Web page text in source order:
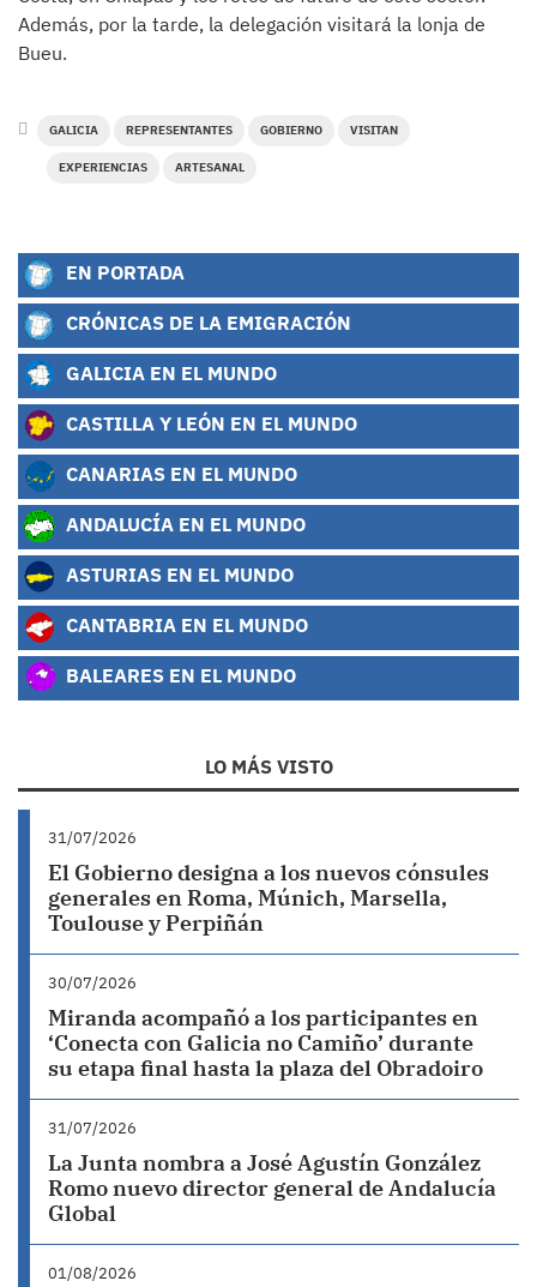
Además, por la tarde, la delegación visitará la lonja de
Bueu.
GALICIA REPRESENTANTES GOBIERNO VISITAN
EXPERIENCIAS ARTESANAL
EN PORTADA
CRÓNICAS DE LA EMIGRACIÓN
GALICIA EN EL MUNDO
CASTILLA Y LEÓN EN EL MUNDO
CANARIAS EN EL MUNDO
ANDALUCÍA EN EL MUNDO
ASTURIAS EN EL MUNDO
CANTABRIA EN EL MUNDO
BALEARES EN EL MUNDO
LO MÁS VISTO
31/07/2026
El Gobierno designa a los nuevos cónsules
generales en Roma, Múnich, Marsella,
Toulouse y Perpiñán
30/07/2026
Miranda acompañó a los participantes en
‘Conecta con Galicia no Camiño’ durante
su etapa final hasta la plaza del Obradoiro
31/07/2026
La Junta nombra a José Agustín González
Romo nuevo director general de Andalucía
Global
01/08/2026